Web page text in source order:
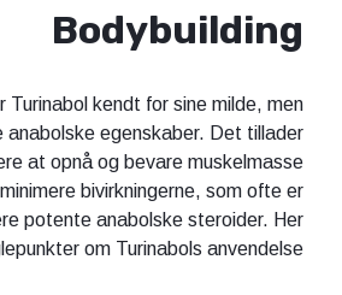
Bodybuilding
Turinabol kendt for sine milde, men
anabolske egenskaber. Det tillader
at opnå og bevare muskelmasse
bivirkningerne, som ofte er
potente anabolske steroider. Her
om Turinabols anvendelse: